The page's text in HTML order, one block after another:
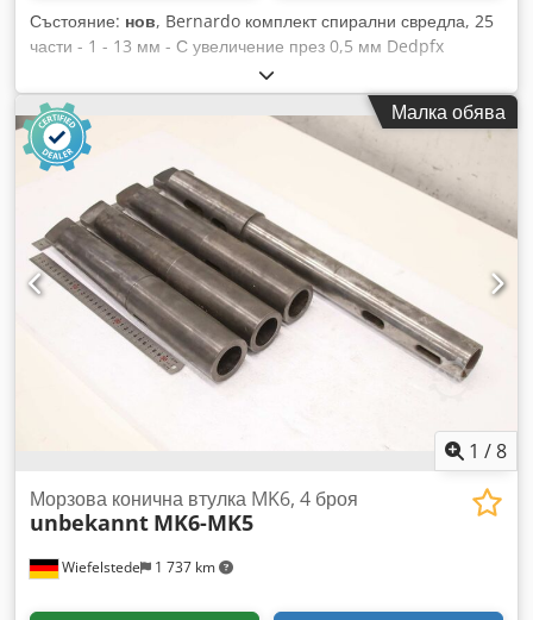
Състояние: нов, Bernardo комплект спирални свредла, 25
части - 1 - 13 мм - С увеличение през 0,5 мм Dedpfx
Aoikamfeh Ijck - HSS, TiN покритие
Малка обява
1 /8
Wiefelstede 1 737 km
Морзова конична втулка MK6, 4 броя
unbekannt MK6-MK5